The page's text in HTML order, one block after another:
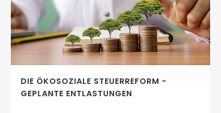
DIE ÖKOSOZIALE STEUERREFORM -
GEPLANTE ENTLASTUNGEN